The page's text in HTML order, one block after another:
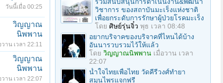
วันนี้เมื่อ 00:25
วิญญาณ
นิพพาน
วาน เวลา 22:11
วิญญาณ
นิพพาน
วาน เวลา 22:07
วิชาการ ของสถาบันมะเร็งแห่งชาติ
เพื่อยกระดับการรักษาผู้ป่วยโรคมะเร็ง
โดย ศิษย์รุ่นจิ๋ว พุธ เวลา 08:48
อยากบริจาคของบริจาคที่ไหนได้บ้าง
อันนารวบรวมไว้ให้แล้ว
โดย วิญญาณนิพพาน เมื่อวาน เวลา
22:07
น้ำใจไทยเพื่อไทย วัดคีรีวงศ์ทำยา
สมุนไพรแจกฟรี